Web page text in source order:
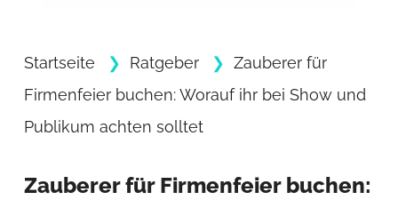
Startseite Ratgeber
Zauberer für
Firmenfeier buchen: Worauf ihr bei Show und
Publikum achten solltet
Zauberer für Firmenfeier buchen: